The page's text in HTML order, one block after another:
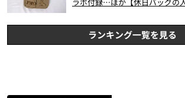
ランキング一覧を見る